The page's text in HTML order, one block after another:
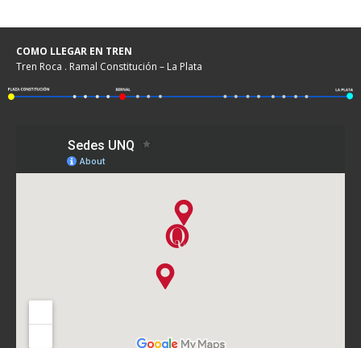
COMO LLEGAR EN TREN
Tren Roca . Ramal Constitución – La Plata